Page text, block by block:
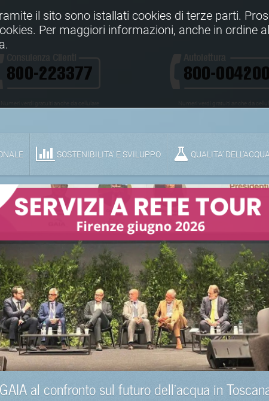
SOSTENIBILITA' E SVILUPPO QUALITA’
GAIA al confronto sul futuro dell’acqua in
il sito sono istallati cookies di terze parti.
Per maggiori informazioni, anche in ordine